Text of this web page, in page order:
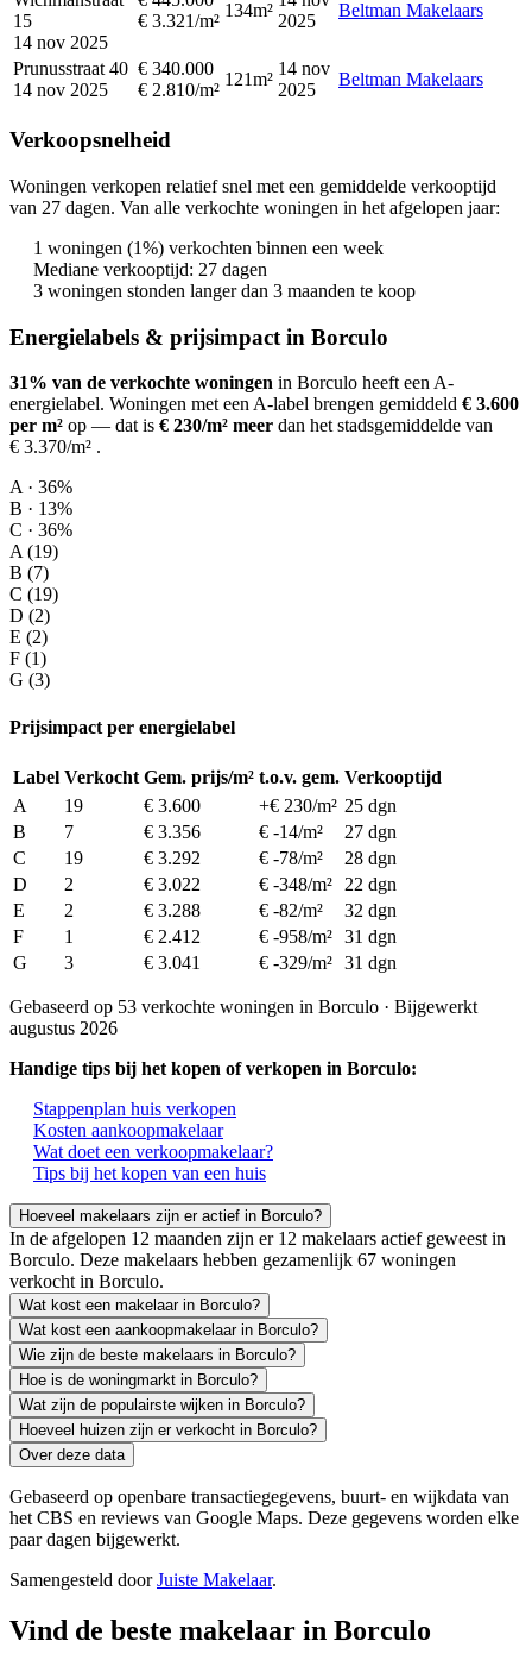
15
14 nov 2025
€ 3.321/m²
134m²
2025
Beltman Makelaars
Prunusstraat 40
14 nov 2025
€ 340.000
€ 2.810/m²
121m²
14 nov
2025
Beltman Makelaars
Verkoopsnelheid
Woningen verkopen relatief snel met een gemiddelde verkooptijd
van 27 dagen. Van alle verkochte woningen in het afgelopen jaar:
1 woningen (1%) verkochten binnen een week
Mediane verkooptijd: 27 dagen
3 woningen stonden langer dan 3 maanden te koop
Energielabels & prijsimpact in Borculo
31% van de verkochte woningen in Borculo heeft een A-
energielabel. Woningen met een A-label brengen gemiddeld € 3.600
per m² op — dat is € 230/m² meer dan het stadsgemiddelde van
€ 3.370/m² .
A · 36%
B · 13%
C · 36%
A (19)
B (7)
C (19)
D (2)
E (2)
F (1)
G (3)
Prijsimpact per energielabel
Label Verkocht Gem. prijs/m² t.o.v. gem. Verkooptijd
A
19 € 3.600 +€ 230/m² 25 dgn
B
7 € 3.356 € -14/m²
27 dgn
C
19 € 3.292 € -78/m²
28 dgn
D
2 € 3.022 € -348/m²
22 dgn
E
2 € 3.288 € -82/m²
32 dgn
F
1 € 2.412 € -958/m² 31 dgn
G
3 € 3.041 € -329/m² 31 dgn
Gebaseerd op 53 verkochte woningen in Borculo · Bijgewerkt
augustus 2026
Handige tips bij het kopen of verkopen in Borculo:
Stappenplan huis verkopen
Kosten aankoopmakelaar
Wat doet een verkoopmakelaar?
Tips bij het kopen van een huis
Hoeveel makelaars zijn er actief in Borculo?
In de afgelopen 12 maanden zijn er 12 makelaars actief geweest in
Borculo. Deze makelaars hebben gezamenlijk 67 woningen
verkocht in Borculo.
Wat kost een makelaar in Borculo?
Wat kost een aankoopmakelaar in Borculo?
Wie zijn de beste makelaars in Borculo?
Hoe is de woningmarkt in Borculo?
Wat zijn de populairste wijken in Borculo?
Hoeveel huizen zijn er verkocht in Borculo?
Over deze data
Gebaseerd op openbare transactiegegevens, buurt- en wijkdata van
het CBS en reviews van Google Maps. Deze gegevens worden elke
paar dagen bijgewerkt.
Samengesteld doorJuiste Makelaar.
Vind de beste makelaar in Borculo